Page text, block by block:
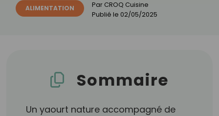
ALIMENTATION Par CROQ Cuisine
Publié le 02/05/2025
Sommaire
Un yaourt nature accompagné de